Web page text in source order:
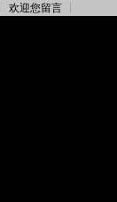
欢迎您留言